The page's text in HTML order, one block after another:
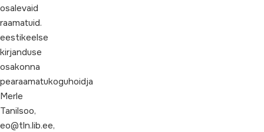
osalevaid
raamatuid.
eestikeelse
kirjanduse
osakonna
pearaamatukoguhoidja
Merle
Tanilsoo,
eo@tln.lib.ee,